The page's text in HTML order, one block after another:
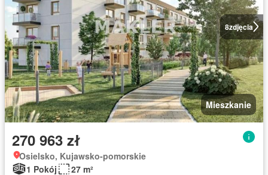
8zdjęcia
Mieszkanie
270 963 zł
Osielsko, Kujawsko-pomorskie
1 Pokój
27 m²